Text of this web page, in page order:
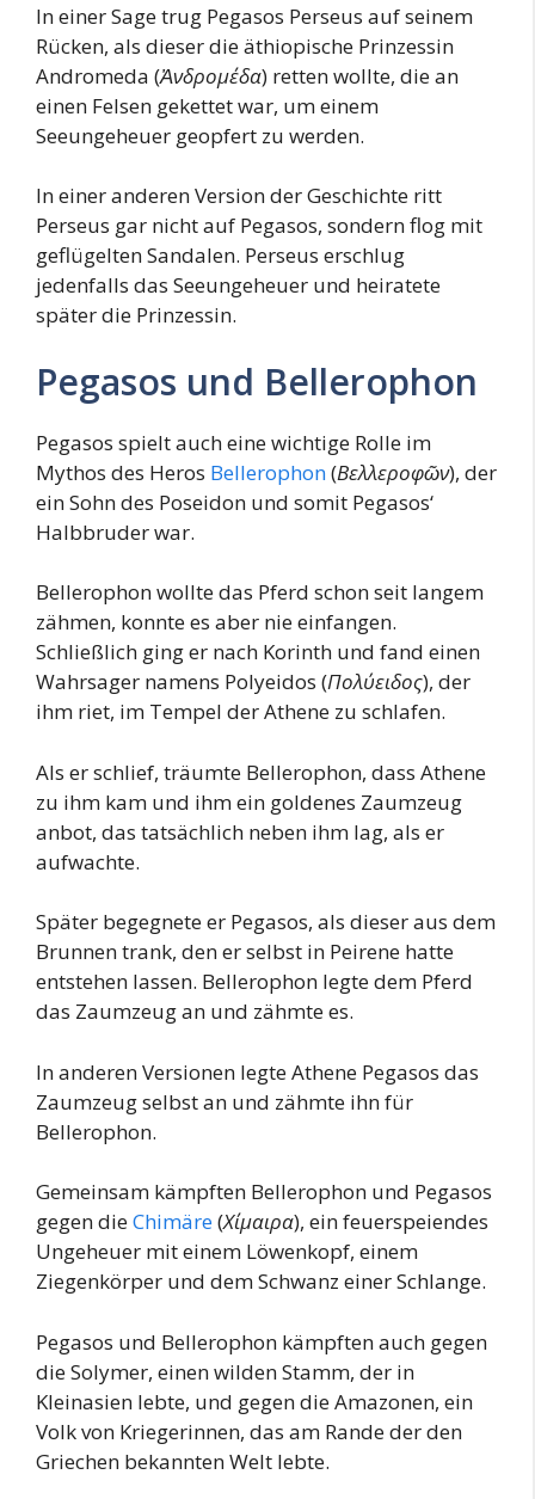
In einer Sage trug Pegasos Perseus auf seinem
Rücken, als dieser die äthiopische Prinzessin
Andromeda (Ἀνδρομέδα) retten wollte, die an
einen Felsen gekettet war, um einem
Seeungeheuer geopfert zu werden.
In einer anderen Version der Geschichte ritt
Perseus gar nicht auf Pegasos, sondern flog mit
geflügelten Sandalen. Perseus erschlug
jedenfalls das Seeungeheuer und heiratete
später die Prinzessin.
Pegasos und Bellerophon
Pegasos spielt auch eine wichtige Rolle im
Mythos des Heros Bellerophon(Βελλεροφῶν), der
ein Sohn des Poseidon und somit Pegasos‘
Halbbruder war.
Bellerophon wollte das Pferd schon seit langem
zähmen, konnte es aber nie einfangen.
Schließlich ging er nach Korinth und fand einen
Wahrsager namens Polyeidos (Πολύειδος), der
ihm riet, im Tempel der Athene zu schlafen.
Als er schlief, träumte Bellerophon, dass Athene
zu ihm kam und ihm ein goldenes Zaumzeug
anbot, das tatsächlich neben ihm lag, als er
aufwachte.
Später begegnete er Pegasos, als dieser aus dem
Brunnen trank, den er selbst in Peirene hatte
entstehen lassen. Bellerophon legte dem Pferd
das Zaumzeug an und zähmte es.
In anderen Versionen legte Athene Pegasos das
Zaumzeug selbst an und zähmte ihn für
Bellerophon.
Gemeinsam kämpften Bellerophon und Pegasos
gegen dieChimäre(Χίμαιρα), ein feuerspeiendes
Ungeheuer mit einem Löwenkopf, einem
Ziegenkörper und dem Schwanz einer Schlange.
Pegasos und Bellerophon kämpften auch gegen
die Solymer, einen wilden Stamm, der in
Kleinasien lebte, und gegen die Amazonen, ein
Volk von Kriegerinnen, das am Rande der den
Griechen bekannten Welt lebte.